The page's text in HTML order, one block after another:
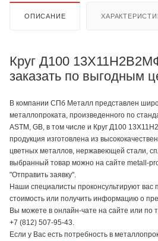
ОПИСАНИЕ
Круг Д100
заказать по выгодным
В компании СПб Металл представлен
металлопроката, произведенного по
ASTM, GB, в том числе и Круг Д100
продукция изготовлена из
цветных металлов, нержавеющей стали,
выбранный товар можно на сайте metall-
"Отправить заявку".
Наши специалисты проконсультируют вас
стоимость или получить информацию о
Вы можете в онлайн-чате на сайте или по
+7 (812) 507-95-43.
Если у Вас есть потребность в